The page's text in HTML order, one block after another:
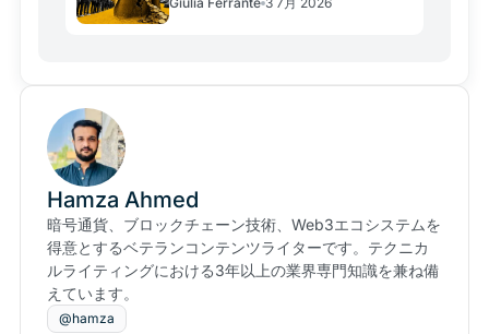
Hamza Ahmed
暗号通貨、ブロックチェーン技術、Web3エコシステムを
得意とするベテランコンテンツライターです。テクニカ
ルライティングにおける3年以上の業界専門知識を兼ね備
えています。
@hamza